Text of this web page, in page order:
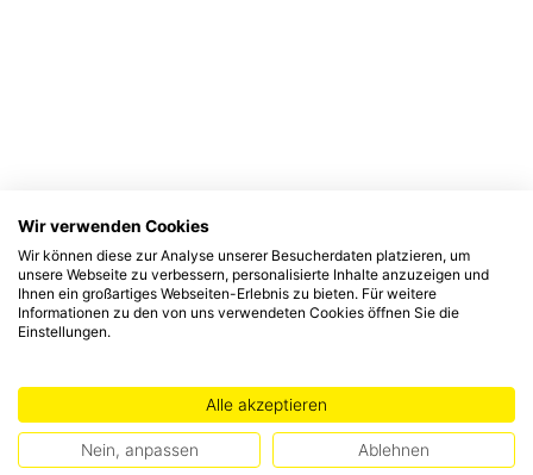
Wir verwenden Cookies
Wir können diese zur Analyse unserer Besucherdaten platzieren, um
unsere Webseite zu verbessern, personalisierte Inhalte anzuzeigen und
Ihnen ein großartiges Webseiten-Erlebnis zu bieten. Für weitere
Informationen zu den von uns verwendeten Cookies öffnen Sie die
Einstellungen.
Alle akzeptieren
Nein, anpassen Ablehnen